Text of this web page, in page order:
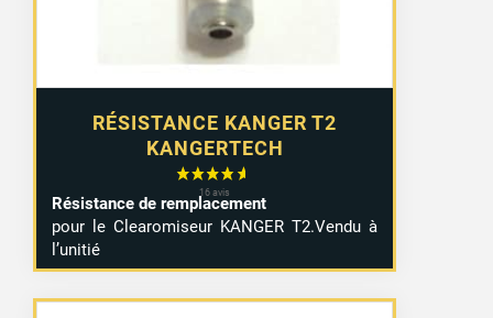
RÉSISTANCE KANGER T2
KANGERTECH
Résistance de remplacement
pour le Clearomiseur KANGER T2.Vendu à
l’unitié